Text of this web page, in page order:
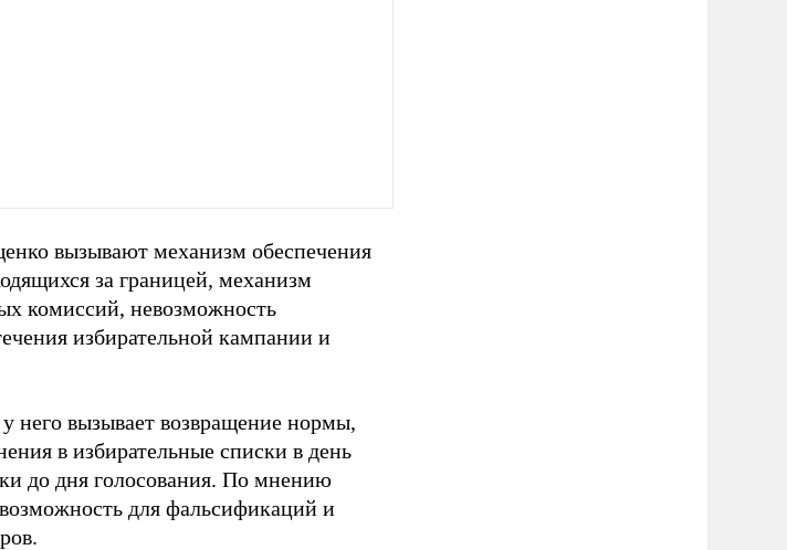
вызывают механизм обеспечения
за границей, механизм
комиссий, невозможность
избирательной кампании и
него вызывает возвращение нормы,
в избирательные списки в день
до дня голосования. По мнению
для фальсификаций и